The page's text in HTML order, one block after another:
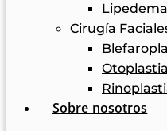
Lipedema
Cirugía
Otoplastia
Sobre nosotros